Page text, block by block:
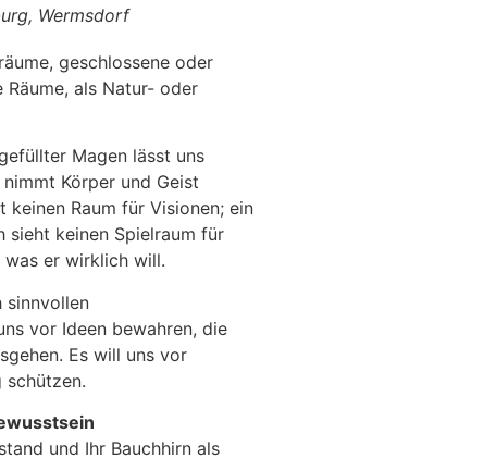
Wermsdorf
geschlossene oder
als Natur- oder
Magen lässt uns
nimmt Körper und Geist
keinen Raum für Visionen; ein
keinen Spielraum für
was er wirklich will.
sinnvollen
vor Ideen bewahren, die
Es will uns vor
schützen.
und Ihr Bauchhirn als